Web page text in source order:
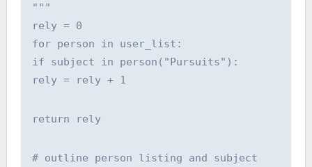
"""
rely = 0
for person in user_list:
if subject in person("Pursuits"):
rely = rely + 1
return rely
# outline person listing and subject